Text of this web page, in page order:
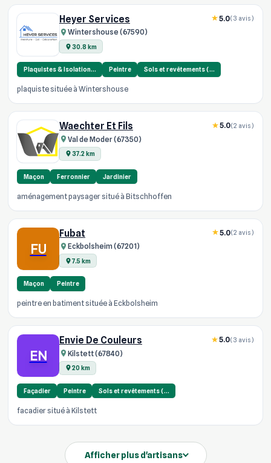
Heyer Services
Wintershouse (67590)
30.8 km
5.0(3 avis)
Plaquistes & Isolation… Peintre Sols et revêtements (…
plaquiste située à Wintershouse
Waechter Et Fils
Val de Moder (67350)
37.2 km
5.0(2 avis)
Maçon Ferronnier Jardinier
aménagement paysager situé à Bitschhoffen
FU
Fubat
Eckbolsheim (67201)
7.5 km
5.0(2 avis)
Maçon Peintre
peintre en batiment située à Eckbolsheim
EN
Envie De Couleurs
Kilstett (67840)
20 km
5.0(3 avis)
Façadier Peintre Sols et revêtements (…
facadier situé à Kilstett
Afficher plus d'artisans